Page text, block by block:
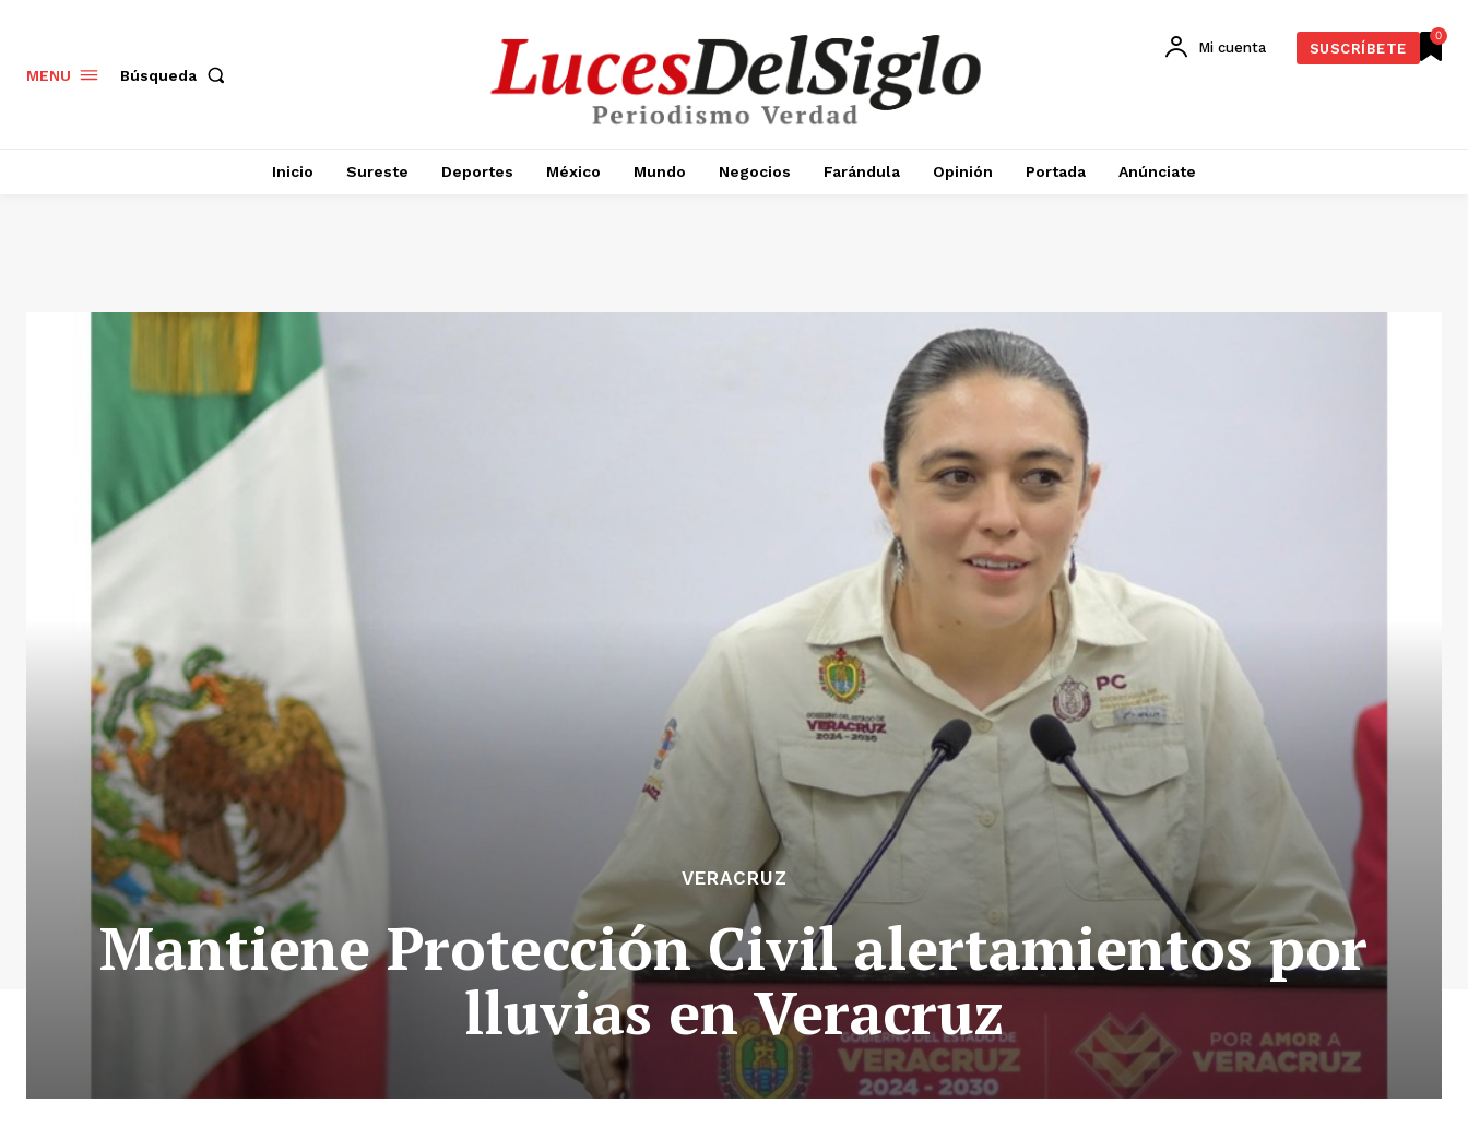
MENU Búsqueda
0
Mi cuenta SUSCRÍBETE
Inicio Sureste Deportes México Mundo Negocios Farándula Opinión Portada Anúnciate
VERACRUZ
Mantiene Protección Civil alertamientos por
lluvias en Veracruz